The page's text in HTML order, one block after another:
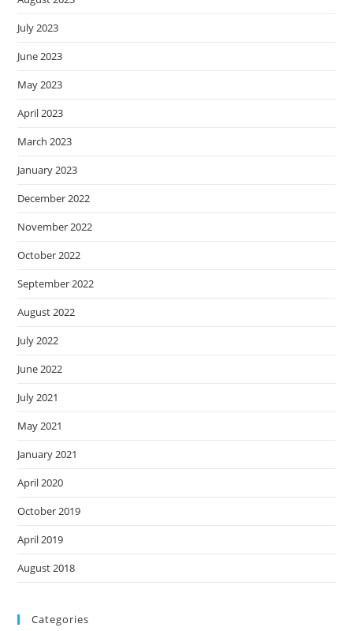
July 2023
June 2023
May 2023
April 2023
March 2023
January 2023
December 2022
November 2022
October 2022
September 2022
August 2022
July 2022
June 2022
July 2021
May 2021
January 2021
April 2020
October 2019
April 2019
August 2018
Categories